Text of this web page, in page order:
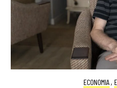
ECONOMIA ,